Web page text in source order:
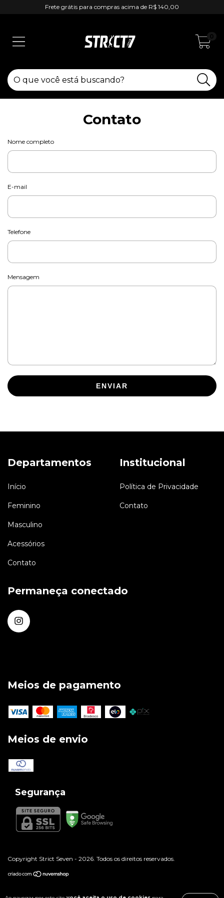
Frete grátis para compras acima de R$ 140,00
Contato
Nome completo
E-mail
Telefone
Mensagem
ENVIAR
Departamentos
Início
Feminino
Masculino
Acessórios
Contato
Institucional
Política de Privacidade
Contato
Permaneça conectado
Meios de pagamento
Meios de envio
Segurança
Copyright Strict Seven - 2026. Todos os direitos reservados.